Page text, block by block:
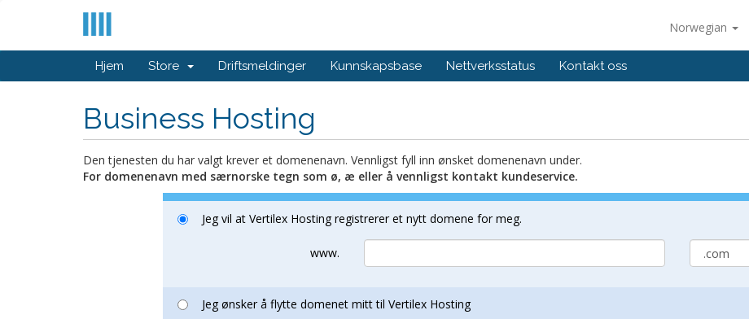
Norwegian
Hjem Store Driftsmeldinger Kunnskapsbase Nettverksstatus Kontakt oss
Business Hosting
Den tjenesten du har valgt krever et domenenavn. Vennligst fyll inn ønsket domenenavn under.
For domenenavn med særnorske tegn som ø, æ eller å vennligst kontakt kundeservice.
Jeg vil at Vertilex Hosting registrerer et nytt domene for meg.
www.
Jeg ønsker å flytte domenet mitt til Vertilex Hosting